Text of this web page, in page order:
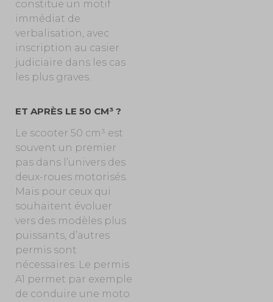
constitue un motif
immédiat de
verbalisation, avec
inscription au casier
judiciaire dans les cas
les plus graves.
ET APRÈS LE 50 CM³ ?
Le scooter 50 cm³ est
souvent un premier
pas dans l’univers des
deux-roues motorisés.
Mais pour ceux qui
souhaitent évoluer
vers des modèles plus
puissants, d’autres
permis sont
nécessaires. Le permis
A1 permet par exemple
de conduire une moto